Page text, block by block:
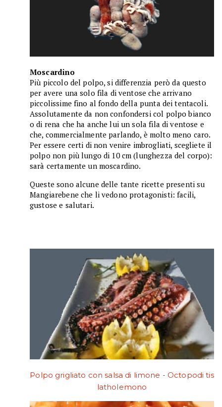
Moscardino
Più piccolo del polpo, si differenzia però da questo
per avere una solo fila di ventose che arrivano
piccolissime fino al fondo della punta dei tentacoli.
Assolutamente da non confondersi col polpo bianco
o di rena che ha anche lui un sola fila di ventose e
che, commercialmente parlando, è molto meno caro.
Per essere certi di non venire imbrogliati, scegliete il
polpo non più lungo di 10 cm (lunghezza del corpo):
sarà certamente un moscardino.
Queste sono alcune delle tante ricette presenti su
Mangiarebene che li vedono protagonisti: facili,
gustose e salutari.
Polpo grigliato con salsa di limone - Octopodi tis
latholemono